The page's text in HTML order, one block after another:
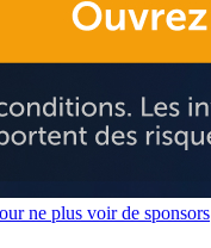
ne plus voir de sponsors